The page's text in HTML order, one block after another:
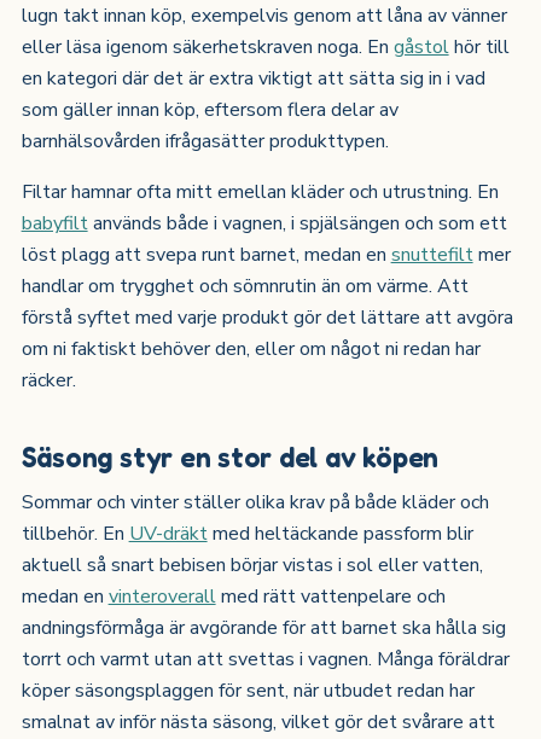
lugn takt innan köp, exempelvis genom att låna av vänner
eller läsa igenom säkerhetskraven noga. En gåstolhör till
en kategori där det är extra viktigt att sätta sig in i vad
som gäller innan köp, eftersom flera delar av
barnhälsovården ifrågasätter produkttypen.
Filtar hamnar ofta mitt emellan kläder och utrustning. En
babyfiltanvänds både i vagnen, i spjälsängen och som ett
löst plagg att svepa runt barnet, medan en snuttefiltmer
handlar om trygghet och sömnrutin än om värme. Att
förstå syftet med varje produkt gör det lättare att avgöra
om ni faktiskt behöver den, eller om något ni redan har
räcker.
Säsong styr en stor del av köpen
Sommar och vinter ställer olika krav på både kläder och
tillbehör. En UV-dräktmed heltäckande passform blir
aktuell så snart bebisen börjar vistas i sol eller vatten,
medan en vinteroverallmed rätt vattenpelare och
andningsförmåga är avgörande för att barnet ska hålla sig
torrt och varmt utan att svettas i vagnen. Många föräldrar
köper säsongsplaggen för sent, när utbudet redan har
smalnat av inför nästa säsong, vilket gör det svårare att